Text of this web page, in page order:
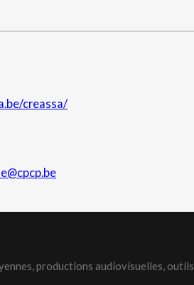
creassa/
productions audiovisuelles, outils